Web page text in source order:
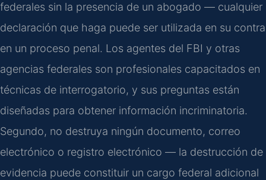
federales sin la presencia de un abogado — cualquier
declaración que haga puede ser utilizada en su contra
en un proceso penal. Los agentes del FBI y otras
agencias federales son profesionales capacitados en
técnicas de interrogatorio, y sus preguntas están
diseñadas para obtener información incriminatoria.
Segundo, no destruya ningún documento, correo
electrónico o registro electrónico — la destrucción de
evidencia puede constituir un cargo federal adicional